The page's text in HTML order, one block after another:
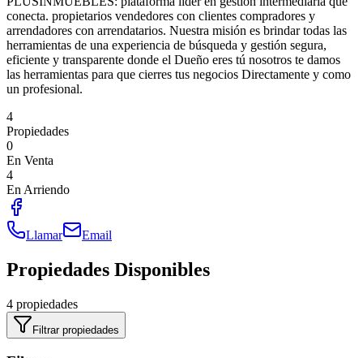
conecta. propietarios vendedores con clientes compradores y
arrendadores con arrendatarios. Nuestra misión es brindar todas las
herramientas de una experiencia de búsqueda y gestión segura,
eficiente y transparente donde el Dueño eres tú nosotros te damos
las herramientas para que cierres tus negocios Directamente y como
un profesional.
4
Propiedades
0
En Venta
4
En Arriendo
Llamar Email
Propiedades Disponibles
4 propiedades
Filtrar propiedades